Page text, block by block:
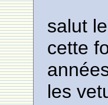
salut
cette
les